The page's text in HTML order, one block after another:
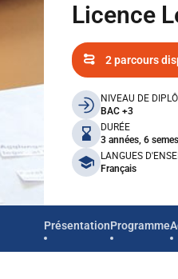
Licence
2 parcours
benefits
NIVEAU DE
BAC +3
DURÉE
3 années, 6
LANGUES
Français
PrésentationProgramme